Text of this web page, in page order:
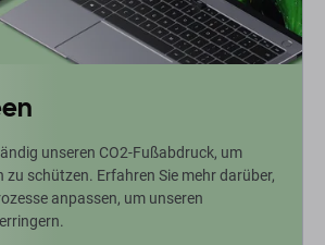
unseren CO2-Fußabdruck, um
zu schützen. Erfahren Sie mehr darüber,
anpassen, um unseren